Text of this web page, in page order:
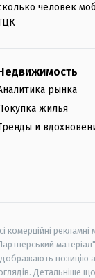
человек
рынка
жилья
и
комерційні
позицію
Детальніше